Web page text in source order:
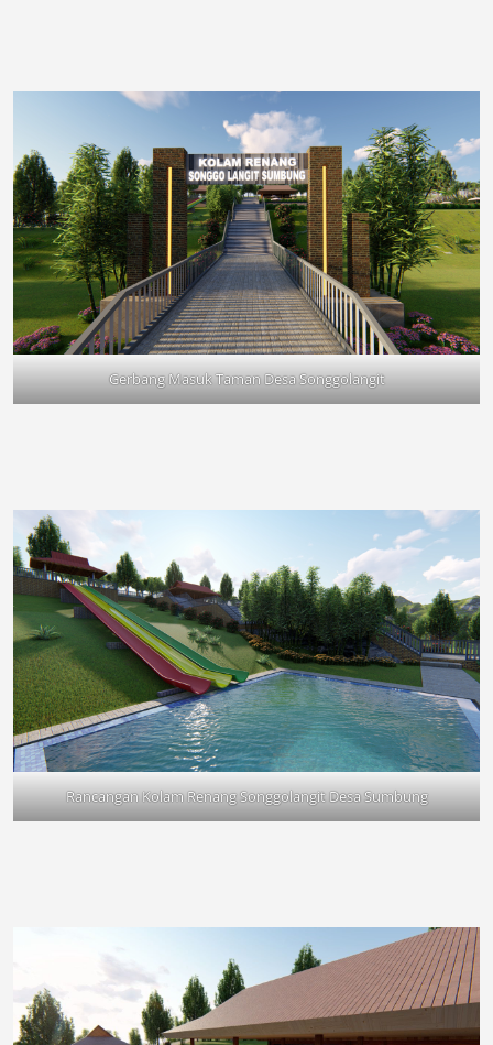
Gerbang Masuk Taman Desa Songgolangit
Rancangan Kolam Renang Songgolangit Desa Sumbung